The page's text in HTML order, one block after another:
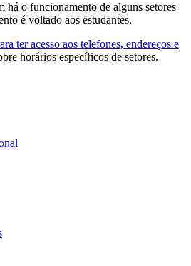
há o funcionamento de alguns setores
é voltado aos estudantes.
ter acesso aos telefones, endereços e
horários específicos de setores.